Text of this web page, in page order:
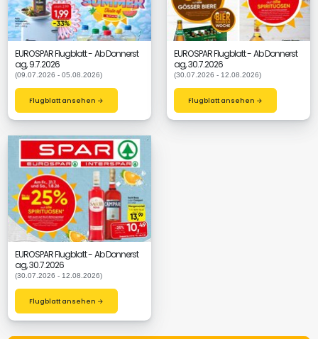
EUROSPAR Flugblatt - Ab Donnerst
ag, 9.7.2026
(09.07.2026 - 05.08.2026)
Flugblatt ansehen →
EUROSPAR Flugblatt - Ab Donnerst
ag, 30.7.2026
(30.07.2026 - 12.08.2026)
Flugblatt ansehen →
EUROSPAR Flugblatt - Ab Donnerst
ag, 30.7.2026
(30.07.2026 - 12.08.2026)
Flugblatt ansehen →